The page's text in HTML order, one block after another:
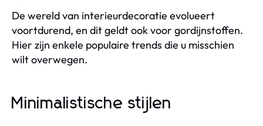
De wereld van interieurdecoratie evolueert
voortdurend, en dit geldt ook voor gordijnstoffen.
Hier zijn enkele populaire trends die u misschien
wilt overwegen.
Minimalistische stijlen